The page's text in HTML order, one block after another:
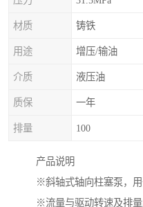
材质 铸铁
用途 增压/输油
介质 液压油
质保 一年
排量 100
产品说明
※斜轴式轴向柱塞泵，用
※流量与驱动转速及排量